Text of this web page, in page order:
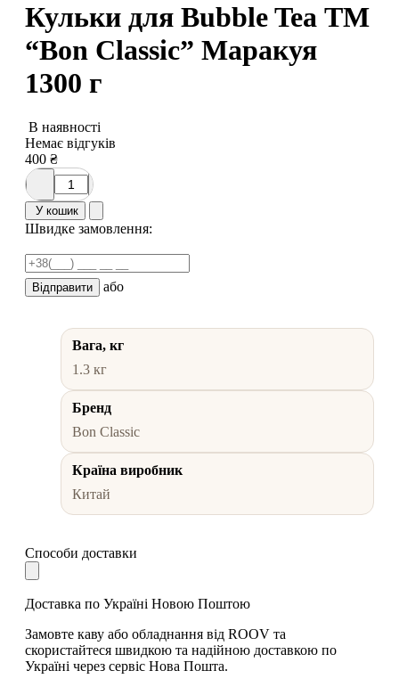
Кульки для Bubble Tea ТМ
“Bon Classic” Маракуя
1300 г
В наявності
Немає відгуків
400 ₴
У кошик
Швидке замовлення:
Відправити або
Вага, кг
1.3 кг
Бренд
Bon Classic
Країна виробник
Китай
Способи доставки
Доставка по Україні Новою Поштою
Замовте каву або обладнання від ROOV та
скористайтеся швидкою та надійною доставкою по
Україні через сервіс Нова Пошта.